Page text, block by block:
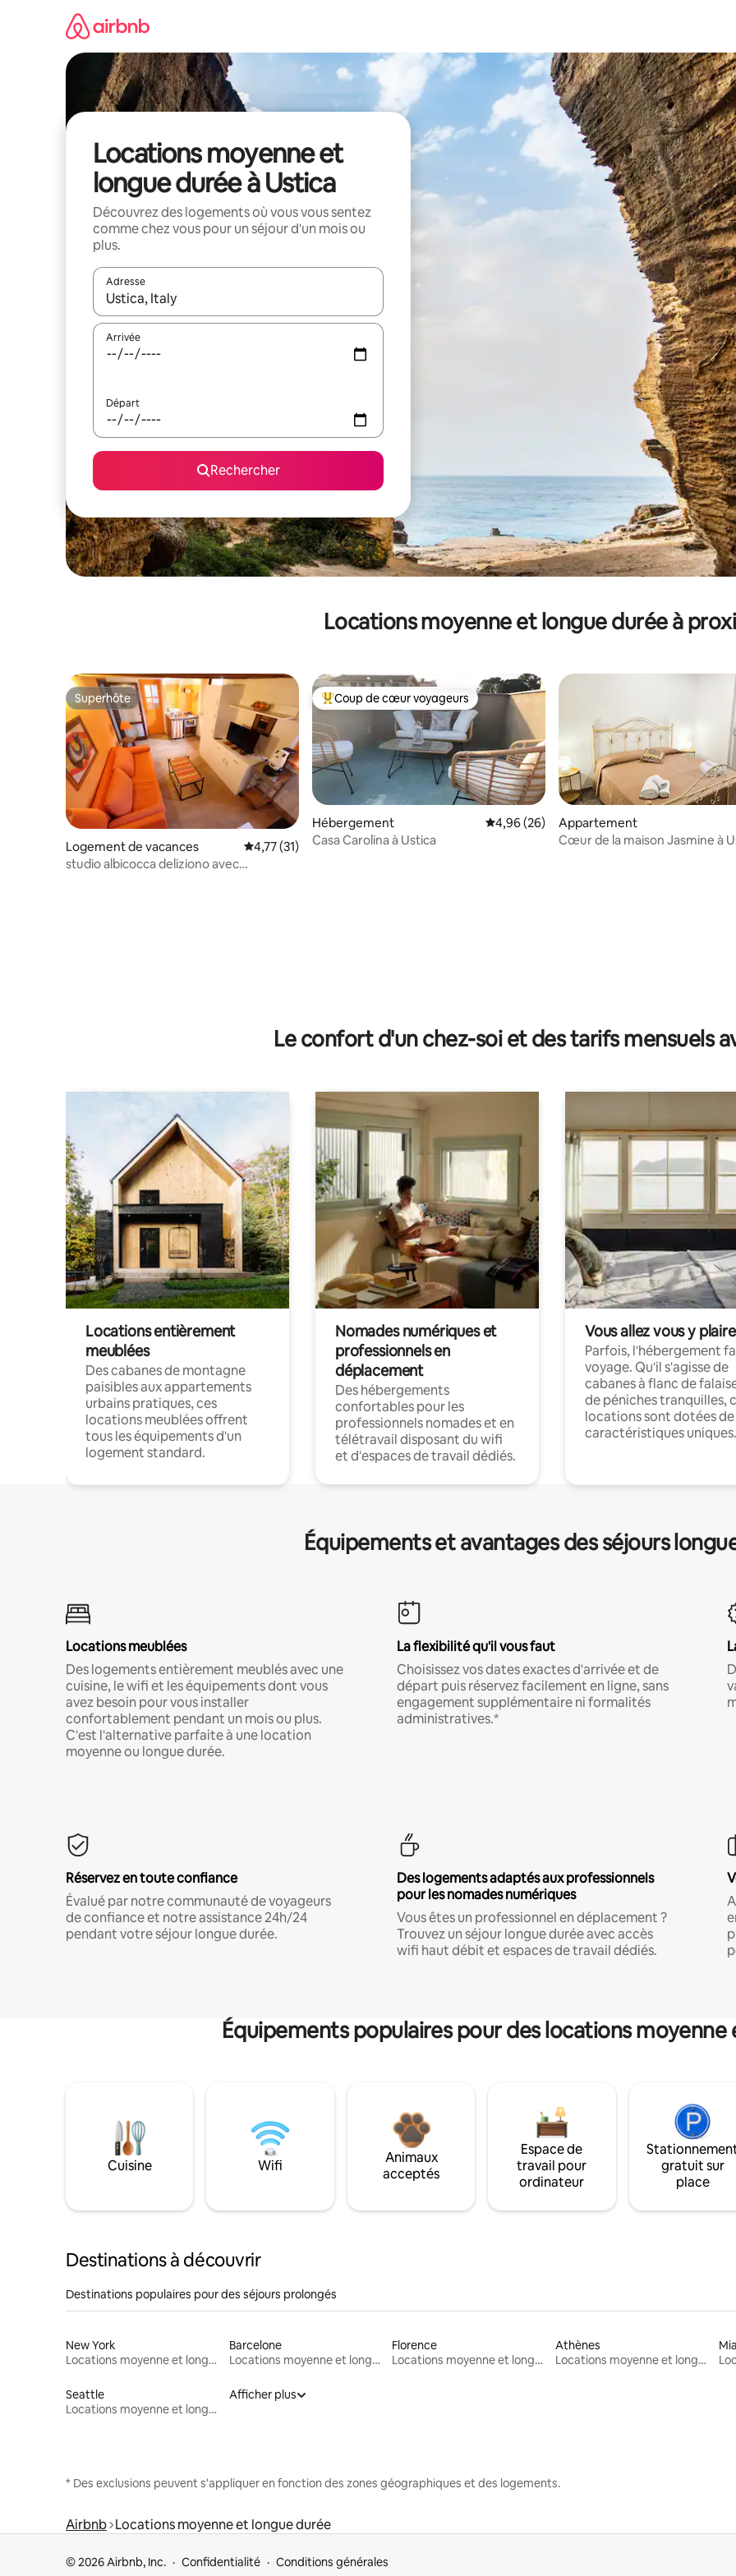
Locations moyenne et
longue durée à Ustica
Découvrez des logements où vous vous sentez
comme chez vous pour un séjour d'un mois ou
plus.
Adresse
Lorsque les résultats s'affichent, utilisez les flèches vers le haut et vers le bas pour les parcourir ou en appuyant et en
Arrivée
Départ
Rechercher
Locations moyenne et longue durée à
Superhôte
Superhôte
Logement de vacances Évaluation moyenne sur la base de 31 commentaires : 4,77 sur 5
4,77 (31)
studio albicocca deliziono avec
Coups de cœur voyageurs les plus appréciés
Coup de cœur voyageurs
Hébergement Évaluation moyenne sur la base de 26
4,96 (26)
Casa Carolina à Ustica
Appartement
Cœur de la maison Jasmine à
Le confort d'un chez-soi et des tarifs mensuels
Locations entièrement
meublées
Des cabanes de montagne
paisibles aux appartements
urbains pratiques, ces
locations meublées offrent
tous les équipements d'un
logement standard.
Nomades numériques et
professionnels en
déplacement
Des hébergements
confortables pour les
professionnels nomades et en
télétravail disposant du wifi
et d'espaces de travail dédiés.
Vous allez vous y plaire
Parfois, l'hébergement
voyage. Qu'il s'agisse de
cabanes à flanc de
de péniches tranquilles,
locations sont dotées de
caractéristiques uniques.
Équipements et avantages des séjours
Locations meublées
Des logements entièrement meublés avec une
cuisine, le wifi et les équipements dont vous
avez besoin pour vous installer
confortablement pendant un mois ou plus.
C'est l'alternative parfaite à une location
moyenne ou longue durée.
La flexibilité qu'il vous faut
Choisissez vos dates exactes d'arrivée et de
départ puis réservez facilement en ligne, sans
engagement supplémentaire ni formalités
administratives.*
Réservez en toute confiance
Évalué par notre communauté de voyageurs
de confiance et notre assistance 24h/24
pendant votre séjour longue durée.
Des logements adaptés aux professionnels
pour les nomades numériques
Vous êtes un professionnel en déplacement ?
Trouvez un séjour longue durée avec accès
wifi haut débit et espaces de travail dédiés.
Équipements populaires pour des locations
Cuisine Wifi
Animaux
acceptés
Espace de
travail pour
ordinateur
gratuit sur
place
Destinations à découvrir
Destinations populaires pour des séjours prolongés
New York
Locations moyenne et longue durée
Barcelone
Locations moyenne et longue durée
Florence
Locations moyenne et longue durée
Athènes
Locations moyenne et longue durée
Seattle
Locations moyenne et longue durée
Afficher plus
* Des exclusions peuvent s'appliquer en fonction des zones géographiques et des logements.
Airbnb Locations moyenne et longue durée
© 2026 Airbnb, Inc. Confidentialité Conditions générales